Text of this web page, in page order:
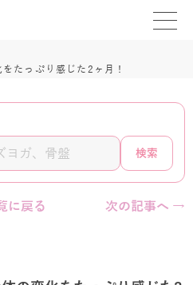
ンを探す
BLOG
資格講座 ›
たっぷり感じた2ヶ月！
検索
に戻る 次の記事へ →